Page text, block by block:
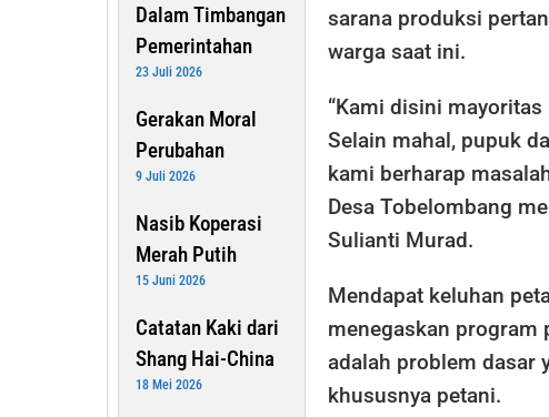
Dalam Timbangan
Pemerintahan
23 Juli 2026
Gerakan Moral
Perubahan
9 Juli 2026
Nasib Koperasi
Merah Putih
15 Juni 2026
Catatan Kaki dari
Shang Hai-China
18 Mei 2026
sarana produksi
warga saat ini.
“Kami disini
Selain mahal, pupuk
kami berharap
Desa Tobelombang
Sulianti Murad.
Mendapat keluhan
menegaskan program
adalah problem dasar
khususnya petani.